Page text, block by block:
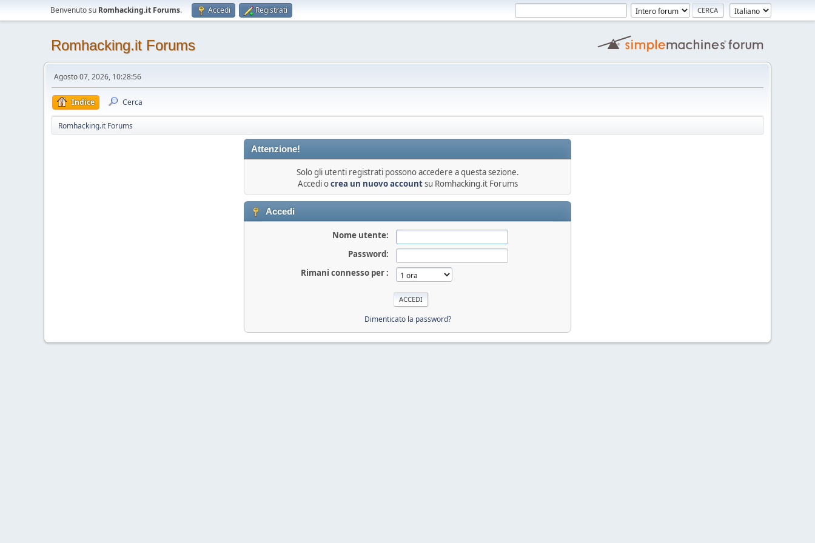
Benvenuto su Romhacking.it Forums. Accedi Registrati
Romhacking.it Forums
Agosto 07, 2026, 10:28:56
Indice Cerca
Romhacking.it Forums
Attenzione!
Solo gli utenti registrati possono accedere a questa sezione.
Accedi ocrea un nuovo accountsu Romhacking.it Forums
Accedi
Nome utente:
Password:
Rimani connesso per :
Dimenticato la password?